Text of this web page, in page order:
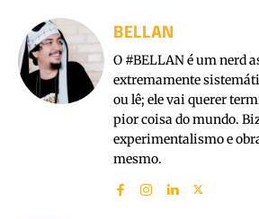
BELLAN
O #BELLAN é um nerd
extremamente
ou lê; ele vai querer
pior coisa do mundo.
experimentalismo e
mesmo.